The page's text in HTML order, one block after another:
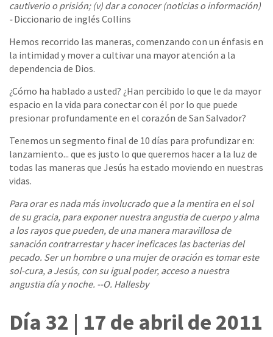
cautiverio o prisión; (v) dar a conocer (noticias o información)
-Diccionario de inglés Collins
Hemos recorrido las maneras, comenzando con un énfasis en
la intimidad y mover a cultivar una mayor atención a la
dependencia de Dios.
¿Cómo ha hablado a usted? ¿Han percibido lo que le da mayor
espacio en la vida para conectar con él por lo que puede
presionar profundamente en el corazón de San Salvador?
Tenemos un segmento final de 10 días para profundizar en:
lanzamiento... que es justo lo que queremos hacer a la luz de
todas las maneras que Jesús ha estado moviendo en nuestras
vidas.
Para orar es nada más involucrado que a la mentira en el sol
de su gracia, para exponer nuestra angustia de cuerpo y alma
a los rayos que pueden, de una manera maravillosa de
sanación contrarrestar y hacer ineficaces las bacterias del
pecado. Ser un hombre o una mujer de oración es tomar este
sol-cura, a Jesús, con su igual poder, acceso a nuestra
angustia día y noche. --O. Hallesby
Día 32 | 17 de abril de 2011